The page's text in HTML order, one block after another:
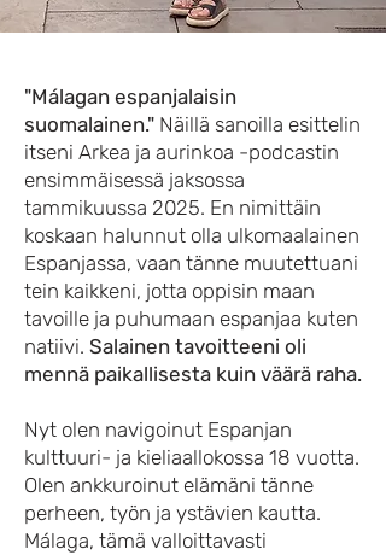
"Málagan espanjalaisin
suomalainen." Näillä sanoilla esittelin
itseni Arkea ja aurinkoa -podcastin
ensimmäisessä jaksossa
tammikuussa 2025. En nimittäin
koskaan halunnut olla ulkomaalainen
Espanjassa, vaan tänne muutettuani
tein kaikkeni, jotta oppisin maan
tavoille ja puhumaan espanjaa kuten
natiivi. Salainen tavoitteeni oli
mennä paikallisesta kuin väärä raha.
Nyt olen navigoinut Espanjan
kulttuuri- ja kieliaallokossa 18 vuotta.
Olen ankkuroinut elämäni tänne
perheen, työn ja ystävien kautta.
Málaga, tämä valloittavasti